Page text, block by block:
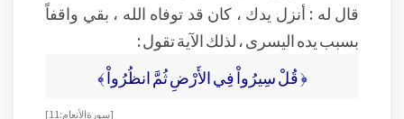
قال له : أنزل يدك ، كان قد توفاه الله ، بقي واقفاً
بسبب يده اليسرى ، لذلك الآية تقول :
﴿ قُلْ سِيرُواْ فِي الأَرْضِ ثُمَّ انظُرُواْ ﴾
[ سورة الأنعام: 11 ]